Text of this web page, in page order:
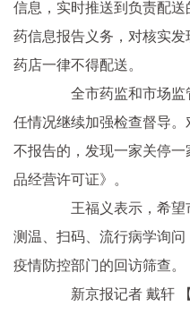
信息，实时推送到负责配
药信息报告义务，对核实
药店一律不得配送。
全市药监和市场监
任情况继续加强检查督导
不报告的，发现一家关停
品经营许可证》。
王福义表示，希望
测温、扫码、流行病学询
疫情防控部门的回访筛查。
新京报记者 戴轩